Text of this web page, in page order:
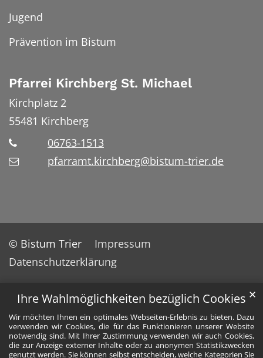
Ihre Wahlmöglichkeiten bezüglich Cookies
Wir möchten Ihnen ein optimales Webseiten-Erlebnis zu bieten. Dazu
verwenden wir Cookies, die für das Funktionieren unserer Website
notwendig sind. Mit Ihrer Zustimmung verwenden wir auch Cookies,
die zur Anzeige externer Inhalte oder zu anonymen Statistikzwecken
genutzt werden. Sie können selbst entscheiden, welche Kategorien Sie
✕
Jugend
Prävention im Bistum
Pfarrei Kirchberg St. Michael
Kirchplatz 2
55481 Kirchberg
06763-1513
pfarramt.kirchberg@bistum-trier.de
© Bistum Trier
Impressum
Datenschutzerklärung